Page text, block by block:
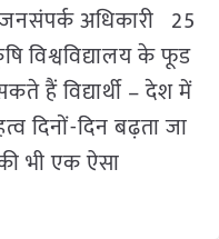
अधिकारी 25
विश्वविद्यालय के फूड
हैं विद्यार्थी – देश में
दिनों-दिन बढ़ता जा
भी एक ऐसा